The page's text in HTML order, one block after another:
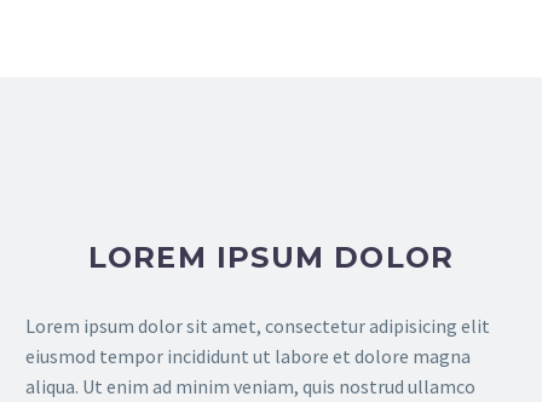
LOREM IPSUM DOLOR
Lorem ipsum dolor sit amet, consectetur adipisicing elit
eiusmod tempor incididunt ut labore et dolore magna
aliqua. Ut enim ad minim veniam, quis nostrud ullamco